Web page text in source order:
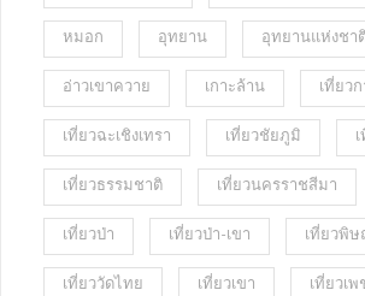
หมอก อุทยาน อุทยานแห่งชา
อ่าวเขาควาย เกาะล้าน เที่ยว
เที่ยวฉะเชิงเทรา เที่ยวชัยภูมิ
เที่ยวธรรมชาติ เที่ยวนครราชสีมา
เที่ยวป่า เที่ยวป่า-เขา เที่ยวพิ
เที่ยววัดไทย เที่ยวเขา เที่ยวเ